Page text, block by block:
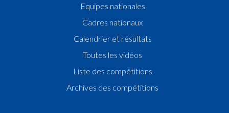
Equipes nationales
Cadres nationaux
Calendrier et résultats
Toutes les vidéos
Liste des compétitions
Archives des compétitions